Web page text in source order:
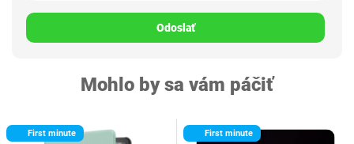
Odoslať
Mohlo by sa vám páčiť
First minute First minute